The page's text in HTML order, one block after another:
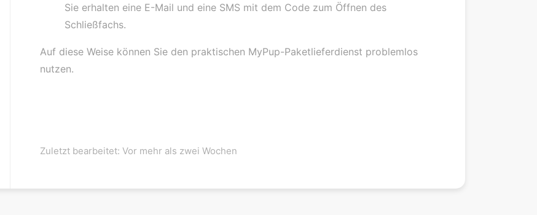
Sie erhalten eine E-Mail und eine SMS mit dem Code zum Öffnen des
Schließfachs.
Auf diese Weise können Sie den praktischen MyPup-Paketlieferdienst problemlos
nutzen.
Zuletzt bearbeitet: Vor mehr als zwei Wochen